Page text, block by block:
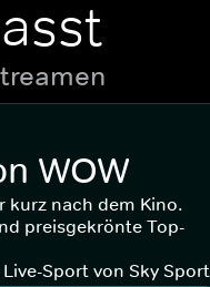
WOW
kurz nach dem Kino.
preisgekrönte Top-
Sport von Sky Sport